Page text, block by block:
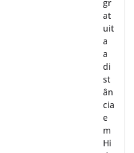
gr
at
uit
a
a
di
st
ân
cia
e
m
Hi